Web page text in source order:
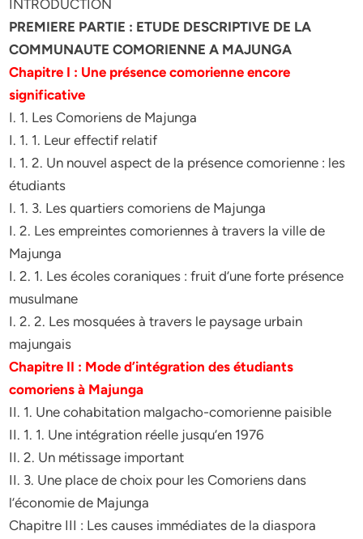
INTRODUCTION
PREMIERE PARTIE : ETUDE DESCRIPTIVE DE LA
COMMUNAUTE COMORIENNE A MAJUNGA
Chapitre I : Une présence comorienne encore
significative
I. 1. Les Comoriens de Majunga
I. 1. 1. Leur effectif relatif
I. 1. 2. Un nouvel aspect de la présence comorienne : les
étudiants
I. 1. 3. Les quartiers comoriens de Majunga
I. 2. Les empreintes comoriennes à travers la ville de
Majunga
I. 2. 1. Les écoles coraniques : fruit d’une forte présence
musulmane
I. 2. 2. Les mosquées à travers le paysage urbain
majungais
Chapitre II : Mode d’intégration des étudiants
comoriens à Majunga
II. 1. Une cohabitation malgacho-comorienne paisible
II. 1. 1. Une intégration réelle jusqu’en 1976
II. 2. Un métissage important
II. 3. Une place de choix pour les Comoriens dans
l’économie de Majunga
Chapitre III : Les causes immédiates de la diaspora